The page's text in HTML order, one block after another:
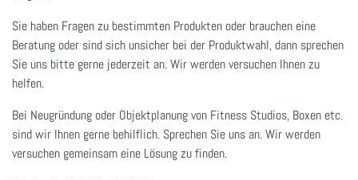
Sie haben Fragen zu bestimmten Produkten oder brauchen eine
Beratung oder sind sich unsicher bei der Produktwahl, dann sprechen
Sie uns bitte gerne jederzeit an. Wir werden versuchen Ihnen zu
helfen.
Bei Neugründung oder Objektplanung von Fitness Studios, Boxen etc.
sind wir Ihnen gerne behilflich. Sprechen Sie uns an. Wir werden
versuchen gemeinsam eine Lösung zu finden.